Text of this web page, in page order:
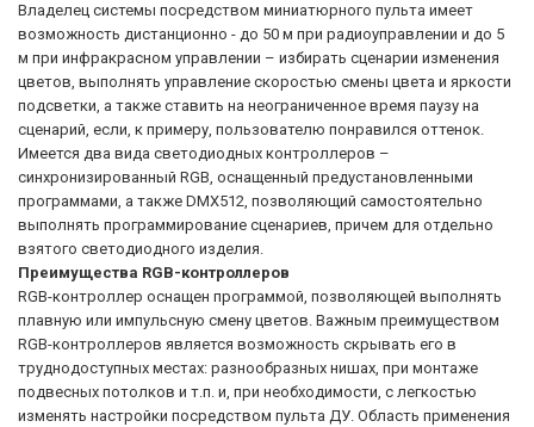
Владелец системы посредством миниатюрного пульта имеет
возможность дистанционно - до 50 м при радиоуправлении и до 5
м при инфракрасном управлении – избирать сценарии изменения
цветов, выполнять управление скоростью смены цвета и яркости
подсветки, а также ставить на неограниченное время паузу на
сценарий, если, к примеру, пользователю понравился оттенок.
Имеется два вида светодиодных контроллеров –
синхронизированный RGB, оснащенный предустановленными
программами, а также DMX512, позволяющий самостоятельно
выполнять программирование сценариев, причем для отдельно
взятого светодиодного изделия.
Преимущества RGB-контроллеров
RGB-контроллер оснащен программой, позволяющей выполнять
плавную или импульсную смену цветов. Важным преимуществом
RGB-контроллеров является возможность скрывать его в
труднодоступных местах: разнообразных нишах, при монтаже
подвесных потолков и т.п. и, при необходимости, с легкостью
изменять настройки посредством пульта ДУ. Область применения